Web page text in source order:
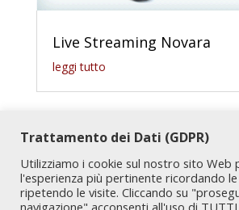
Live Streaming Novara
leggi tutto
Trattamento dei Dati (GDPR)
Utilizziamo i cookie sul nostro sito Web
l'esperienza più pertinente ricordando
ripetendo le visite. Cliccando su
navigazione" acconsenti all'uso di TUTTI